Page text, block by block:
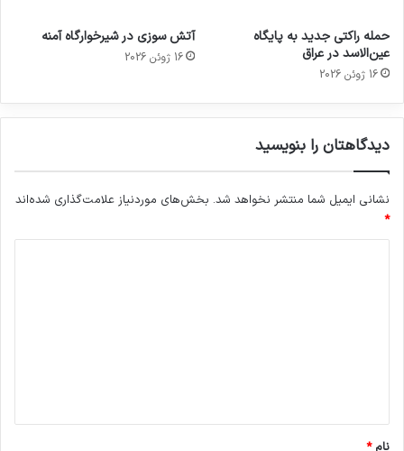
حمله راکتی جدید به پایگاه
عین‌الاسد در عراق
16 ژوئن 2026
آتش سوزی در شیرخوارگاه آمنه
16 ژوئن 2026
دیدگاهتان را بنویسید
نشانی ایمیل شما منتشر نخواهد شد. بخش‌های موردنیاز علامت‌گذاری شده‌اند
*
نام*